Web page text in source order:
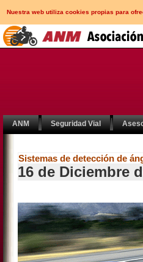
Nuestra web utiliza cookies propias para
ANM Seguridad Vial
Sistemas de detección de
16 de Diciembre